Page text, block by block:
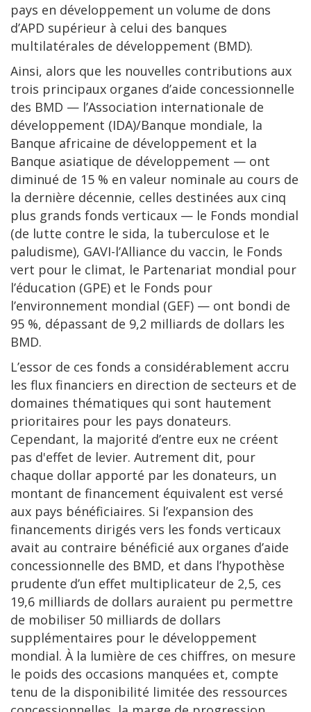
pays en développement un volume de dons
d’APD supérieur à celui des banques
multilatérales de développement (BMD).
Ainsi, alors que les nouvelles contributions aux
trois principaux organes d’aide concessionnelle
des BMD — l’Association internationale de
développement (IDA)/Banque mondiale, la
Banque africaine de développement et la
Banque asiatique de développement — ont
diminué de 15 % en valeur nominale au cours de
la dernière décennie, celles destinées aux cinq
plus grands fonds verticaux — le Fonds mondial
(de lutte contre le sida, la tuberculose et le
paludisme), GAVI-l’Alliance du vaccin, le Fonds
vert pour le climat, le Partenariat mondial pour
l’éducation (GPE) et le Fonds pour
l’environnement mondial (GEF) — ont bondi de
95 %, dépassant de 9,2 milliards de dollars les
BMD.
L’essor de ces fonds a considérablement accru
les flux financiers en direction de secteurs et de
domaines thématiques qui sont hautement
prioritaires pour les pays donateurs.
Cependant, la majorité d’entre eux ne créent
pas d'effet de levier. Autrement dit, pour
chaque dollar apporté par les donateurs, un
montant de financement équivalent est versé
aux pays bénéficiaires. Si l’expansion des
financements dirigés vers les fonds verticaux
avait au contraire bénéficié aux organes d’aide
concessionnelle des BMD, et dans l’hypothèse
prudente d’un effet multiplicateur de 2,5, ces
19,6 milliards de dollars auraient pu permettre
de mobiliser 50 milliards de dollars
supplémentaires pour le développement
mondial. À la lumière de ces chiffres, on mesure
le poids des occasions manquées et, compte
tenu de la disponibilité limitée des ressources